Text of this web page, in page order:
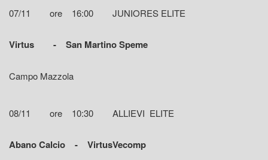
07/11 ore 16:00 JUNIORES ELITE
Virtus - San Martino Speme
Campo Mazzola
08/11 ore 10:30 ALLIEVI ELITE
Abano Calcio - VirtusVecomp